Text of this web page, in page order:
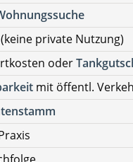
(keine private Nutzung)
oder
mit öffentl.